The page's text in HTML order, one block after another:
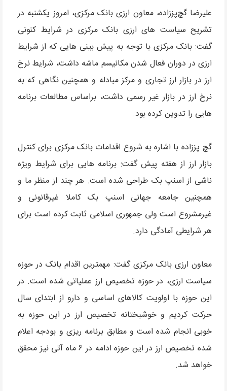
علیرضا گچ‌پززاده، معاون ارزی بانک مرکزی، امروز یکشنبه در
تشریح سیاست های ارزی بانک مرکزی در شرایط کنونی
گفت: بانک مرکزی با توجه به پیش بینی هایی که از شرایط
ارزی در دوران فعال شدن مکانیسم ماشه داشت، شرایط نرخ
ارز در بازار ارز تجاری و مرکز مبادله و همچنین نگاهی که به
نرخ ارز در بازار غیر رسمی داشت،‌ براساس مطالعات برنامه
هایی را تدوین کرده بود.
گچ پززاده با اشاره به شروع اقدامات بانک مرکزی برای کنترل
بازار ارز از هفته پیش گفت: برنامه هایی برای شرایط ویژه
ناشی از اسنپ بک طراحی شده است. هر چند از منظر ما و
همچنین جامعه جهانی اسنپ بک کاملا غیرقانونی و
غیرمشروع است ولی جمهوری اسلامی ثابت کرده است برای
هر شرایطی آمادگی دارد.
معاون ارزی بانک مرکزی گفت: مهمترین اقدام بانک در حوزه
سیاست ارزی، در حوزه تخصیص ارز عملیاتی شده است. در
این حوزه با اولویت کالاهای اساسی و دارو از ابتدای سال
حرکت کردیم و خوشبختانه تخصیص ارز در این حوزه به
خوبی انجام شده است و مطابق برنامه ریزی و بودجه اعلام
شده تخصیص ارز در این حوزه ادامه در ۶ ماه آتی نیز محقق
خواهد شد.